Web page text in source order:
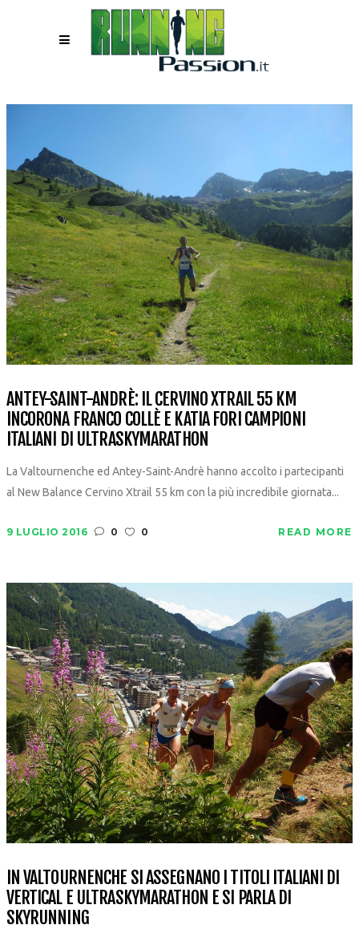
ANTEY-SAINT-ANDRÈ: IL CERVINO XTRAIL 55 KM
INCORONA FRANCO COLLÈ E KATIA FORI CAMPIONI
ITALIANI DI ULTRASKYMARATHON
La Valtournenche ed Antey-Saint-Andrè hanno accolto i partecipanti
al New Balance Cervino Xtrail 55 km con la più incredibile giornata...
9 LUGLIO 2016 0 0 READ MORE
IN VALTOURNENCHE SI ASSEGNANO I TITOLI ITALIANI DI
VERTICAL E ULTRASKYMARATHON E SI PARLA DI
SKYRUNNING